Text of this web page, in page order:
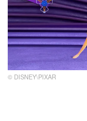
© DISNEY\PIXAR